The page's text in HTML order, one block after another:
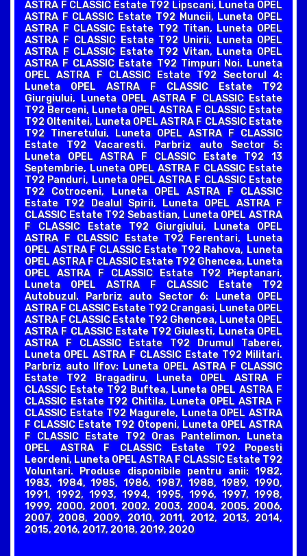
ASTRA F CLASSIC Estate T92 Lipscani, Luneta OPEL
ASTRA F CLASSIC Estate T92 Muncii, Luneta OPEL
ASTRA F CLASSIC Estate T92 Titan, Luneta OPEL
ASTRA F CLASSIC Estate T92 Unirii, Luneta OPEL
ASTRA F CLASSIC Estate T92 Vitan, Luneta OPEL
ASTRA F CLASSIC Estate T92 Timpuri Noi. Luneta
OPEL ASTRA F CLASSIC Estate T92 Sectorul 4:
Luneta OPEL ASTRA F CLASSIC Estate T92
Giurgiului, Luneta OPEL ASTRA F CLASSIC Estate
T92 Berceni, Luneta OPEL ASTRA F CLASSIC Estate
T92 Oltenitei, Luneta OPEL ASTRA F CLASSIC Estate
T92 Tineretului, Luneta OPEL ASTRA F CLASSIC
Estate T92 Vacaresti. Parbriz auto Sector 5:
Luneta OPEL ASTRA F CLASSIC Estate T92 13
Septembrie, Luneta OPEL ASTRA F CLASSIC Estate
T92 Panduri, Luneta OPEL ASTRA F CLASSIC Estate
T92 Cotroceni, Luneta OPEL ASTRA F CLASSIC
Estate T92 Dealul Spirii, Luneta OPEL ASTRA F
CLASSIC Estate T92 Sebastian, Luneta OPEL ASTRA
F CLASSIC Estate T92 Giurgiului, Luneta OPEL
ASTRA F CLASSIC Estate T92 Ferentari, Luneta
OPEL ASTRA F CLASSIC Estate T92 Rahova, Luneta
OPEL ASTRA F CLASSIC Estate T92 Ghencea, Luneta
OPEL ASTRA F CLASSIC Estate T92 Pieptanari,
Luneta OPEL ASTRA F CLASSIC Estate T92
Autobuzul. Parbriz auto Sector 6: Luneta OPEL
ASTRA F CLASSIC Estate T92 Crangasi, Luneta OPEL
ASTRA F CLASSIC Estate T92 Ghencea, Luneta OPEL
ASTRA F CLASSIC Estate T92 Giulesti, Luneta OPEL
ASTRA F CLASSIC Estate T92 Drumul Taberei,
Luneta OPEL ASTRA F CLASSIC Estate T92 Militari.
Parbriz auto Ilfov: Luneta OPEL ASTRA F CLASSIC
Estate T92 Bragadiru, Luneta OPEL ASTRA F
CLASSIC Estate T92 Buftea, Luneta OPEL ASTRA F
CLASSIC Estate T92 Chitila, Luneta OPEL ASTRA F
CLASSIC Estate T92 Magurele, Luneta OPEL ASTRA
F CLASSIC Estate T92 Otopeni, Luneta OPEL ASTRA
F CLASSIC Estate T92 Oras Pantelimon, Luneta
OPEL ASTRA F CLASSIC Estate T92 Popesti
Leordeni, Luneta OPEL ASTRA F CLASSIC Estate T92
Voluntari. Produse disponibile pentru anii: 1982,
1983, 1984, 1985, 1986, 1987, 1988, 1989, 1990,
1991, 1992, 1993, 1994, 1995, 1996, 1997, 1998,
1999, 2000, 2001, 2002, 2003, 2004, 2005, 2006,
2007, 2008, 2009, 2010, 2011, 2012, 2013, 2014,
2015, 2016, 2017, 2018, 2019, 2020